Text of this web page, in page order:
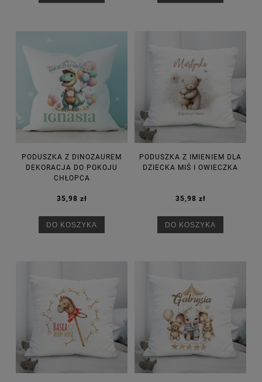
PODUSZKA Z DINOZAUREM
DEKORACJA DO POKOJU
CHŁOPCA
35,98 zł
DO KOSZYKA
PODUSZKA Z IMIENIEM DLA
DZIECKA MIŚ I OWIECZKA
35,98 zł
DO KOSZYKA